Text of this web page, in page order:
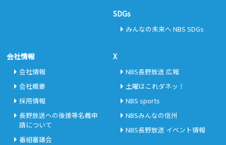
SDGs
みんなの未来へ NBS SDGs
会社情報
会社情報
会社概要
採用情報
長野放送への後援等名義申
請について
番組審議会
X
NBS長野放送 広報
土曜はこれダネッ！
NBS sports
NBSみんなの信州
NBS長野放送 イベント情報